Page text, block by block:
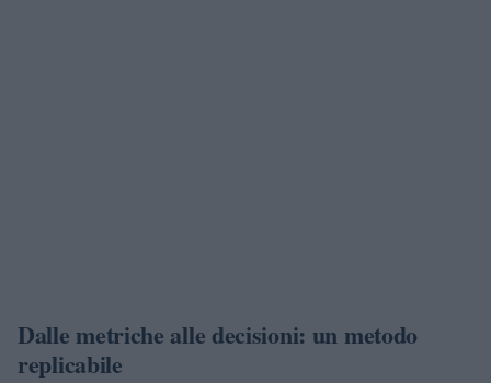
Dalle metriche alle decisioni: un metodo
replicabile